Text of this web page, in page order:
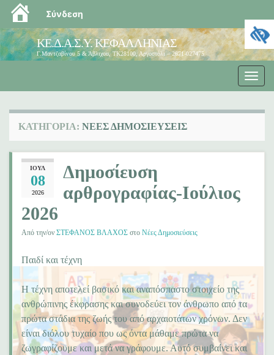
blogs.sch.gr
Σύνδεση
ΚΕ.Δ.Α.Σ.Υ. ΚΕΦΑΛΛΗΝΙΑΣ
Γ.Μαντζαβίνου 5 & Άβλιχου, ΤΚ28100, Αργοστόλι – 2671-027475
ΚΑΤΗΓΟΡΊΑ: ΝΈΕΣ ΔΗΜΟΣΙΕΎΣΕΙΣ
ΙΟΎΛ
08
2026
Δημοσίευση
αρθρογραφίας-Ιούλιος
2026
Από την/ον ΣΤΕΦΑΝΟΣ ΒΛΑΧΟΣ στο Νέες Δημοσιεύσεις
Παιδί και τέχνη
Η τέχνη αποτελεί βασικό και αναπόσπαστο στοιχείο της
ανθρώπινης έκφρασης και συνοδεύει τον άνθρωπο από τα
πρώτα στάδια της ζωής του από αρχαιοτάτων χρόνων. Δεν
είναι διόλου τυχαίο που ως όντα μάθαμε πρώτα να
ζωγραφίζουμε και μετά να γράφουμε. Αυτό συμβαίνει και